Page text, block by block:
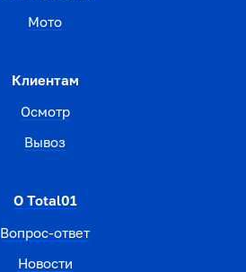
Мото
Клиентам
Осмотр
Вывоз
О Total01
Вопрос-ответ
Новости